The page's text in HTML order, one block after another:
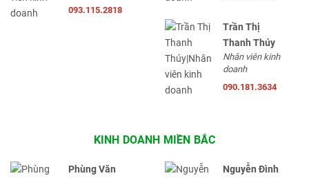
093.115.2818
Trần Thị
Thanh Thúy
Nhân viên kinh
doanh
090.181.3634
KINH DOANH MIỀN BẮC
Phùng Văn
Nguyễn Đình